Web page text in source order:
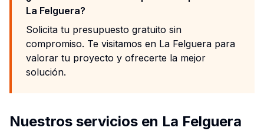
La Felguera?
Solicita tu presupuesto gratuito sin
compromiso. Te visitamos en La Felguera para
valorar tu proyecto y ofrecerte la mejor
solución.
Nuestros servicios en La Felguera